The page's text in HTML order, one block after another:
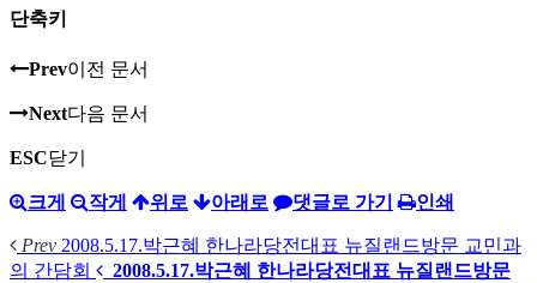
단축키
Prev이전 문서
Next다음 문서
ESC닫기
크게 작게 위로 아래로 댓글로 가기 인쇄
Prev 2008.5.17.박근혜 한나라당전대표 뉴질랜드방문 교민과
의 간담회
2008.5.17.박근혜 한나라당전대표 뉴질랜드방문